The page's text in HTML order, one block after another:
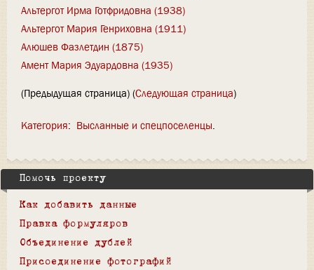
Альтергот Ирма Готфридовна (1938)
Альтергот Мария Генриховна (1911)
Алюшев Фазлетдин (1875)
Амент Мария Эдуардовна (1935)
(Предыдущая страница) (Следующая страница)
Категория: Высланные и спецпоселенцы
Помочь проекту
Как добавить данные
Правка формуляров
Объединение дублей
Присоединение фотографий